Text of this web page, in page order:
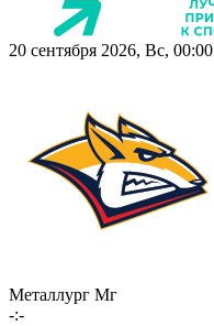
20 сентября 2026, Вс, 00:00
Металлург Мг
-:-